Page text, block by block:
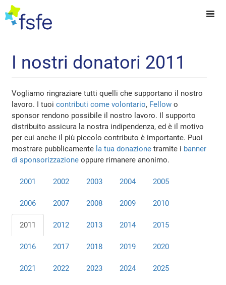
I nostri donatori 2011
Vogliamo ringraziare tutti quelli che supportano il nostro
lavoro. I tuoicontributi come volontario, Fellow o
sponsor rendono possibile il nostro lavoro. Il supporto
distribuito assicura la nostra indipendenza, ed è il motivo
per cui anche il più piccolo contributo è importante. Puoi
mostrare pubblicamente la tua donazione tramite i banner
di sponsorizzazione oppure rimanere anonimo.
2001 2002 2003 2004 2005
2006 2007 2008 2009 2010
2011 2012 2013 2014 2015
2016 2017 2018 2019 2020
2021 2022 2023 2024 2025